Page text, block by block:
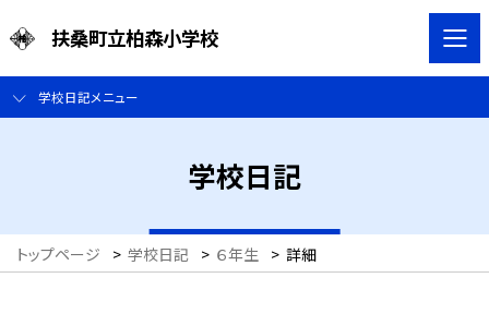
扶桑町立柏森小学校
学校日記メニュー
学校日記
トップページ > 学校日記 > ６年生 > 詳細